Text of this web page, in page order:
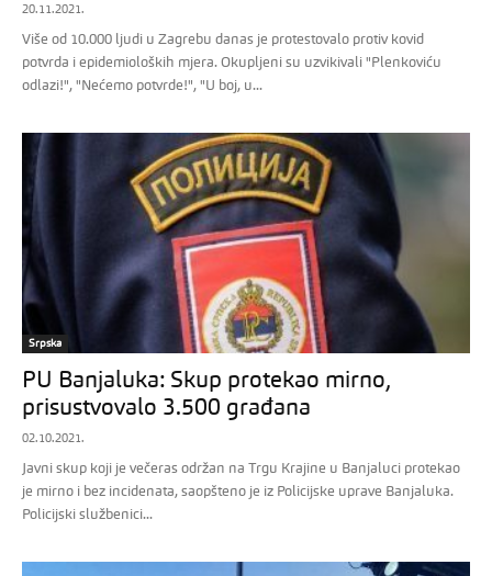
20.11.2021.
Više od 10.000 ljudi u Zagrebu danas je protestovalo protiv kovid
potvrda i epidemioloških mjera. Okupljeni su uzvikivali "Plenkoviću
odlazi!", "Nećemo potvrde!", "U boj, u...
Srpska
PU Banjaluka: Skup protekao mirno,
prisustvovalo 3.500 građana
02.10.2021.
Javni skup koji je večeras održan na Trgu Krajine u Banjaluci protekao
je mirno i bez incidenata, saopšteno je iz Policijske uprave Banjaluka.
Policijski službenici...